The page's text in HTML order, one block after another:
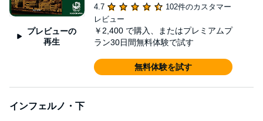
プレビューの
再生
4.7
102件のカスタマー
レビュー
￥2,400 で購入、またはプレミアムプ
ラン30日間無料体験で試す
無料体験を試す
インフェルノ・下